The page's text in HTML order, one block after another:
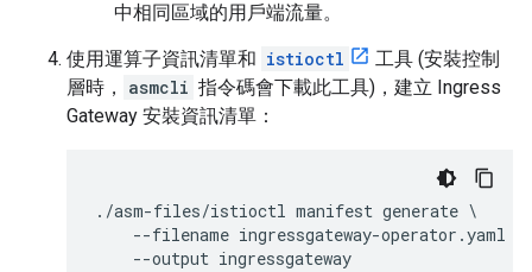
中相同區域的用戶端流量。
使用運算子資訊清單和 istioctl
工具 (安裝控制
層時，
asmcli 指令碼會下載此工具)，建立 Ingress
Gateway 安裝資訊清單：
./asm-files/istioctl manifest generate \
    --filename ingressgateway-operator.yaml \